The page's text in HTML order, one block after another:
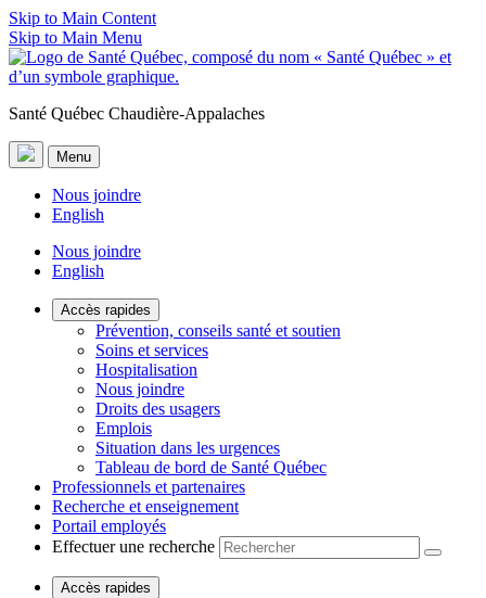
Skip to Main Content
Skip to Main Menu
Santé Québec Chaudière-Appalaches
Menu
Nous joindre
English
Nous joindre
English
Accès rapides
Prévention, conseils santé et soutien
Soins et services
Hospitalisation
Nous joindre
Droits des usagers
Emplois
Situation dans les urgences
Tableau de bord de Santé Québec
Professionnels et partenaires
Recherche et enseignement
Portail employés
Effectuer une recherche
Accès rapides